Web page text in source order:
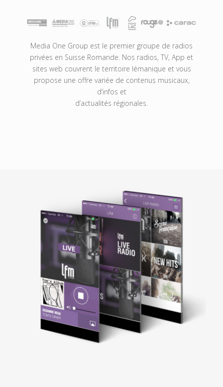
Media One Group est le premier groupe de radios
privées en Suisse Romande. Nos radios, TV, App et
sites web couvrent le territoire lémanique et vous
propose une offre variée de contenus musicaux,
d’infos et
d’actualités régionales.